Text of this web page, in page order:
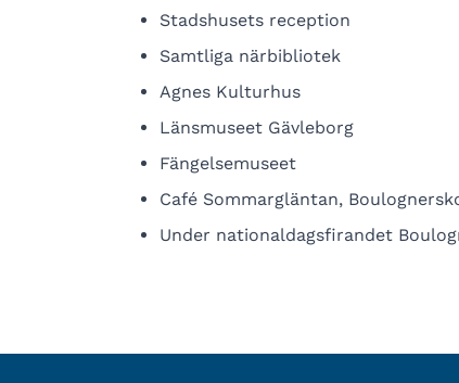
Stadshusets reception
Samtliga närbibliotek
Agnes Kulturhus
Länsmuseet Gävleborg
Fängelsemuseet
Café Sommargläntan,
Under nationaldagsfirandet